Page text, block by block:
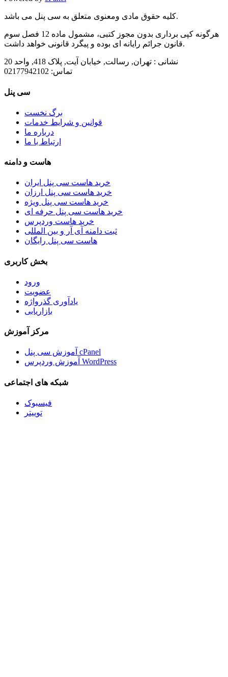
کلیه حقوق مادی ومعنوی متعلق به سی پنل می باشد.
هرگونه کپی برداری بدون مجوز کتبی، مشمول ماده 12 فصل سوم
قانون جرائم رایانه ای بوده و پیگرد قانونی خواهد داشت.
نشانی : تهران, رسالت, خیابان آیت, پلاک 418, واحد 20
تماس:
سی پنل
برگ نخست
قوانین و شرایط خدمات
درباره ما
ارتباط با ما
هاست و دامنه
خرید هاست سی پنل ایران
خرید هاست سی پنل ارزان
خرید هاست سی پنل ویژه
خرید هاست سی پنل حرفه ای
خرید هاست وردپرس
ثبت دامنه آی آر و بین المللی
هاست سی پنل رایگان
بخش کاربری
ورود
عضویت
یادآوری گذرواژه
بازاریابی
مرکز آموزش
آموزش سی پنل cPanel
آموزش وردپرس WordPress
شبکه های اجتماعی
فیسبوک
توییتر